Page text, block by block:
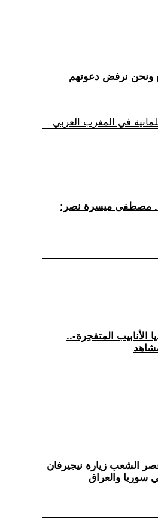
ونحن نرفض دعوتهم
في المغرب العربي
مصطفى ميسرة نصر:
الأنابيب المتفجرة-..
الشعب زيارة نيجيرفان
سوريا والعراق